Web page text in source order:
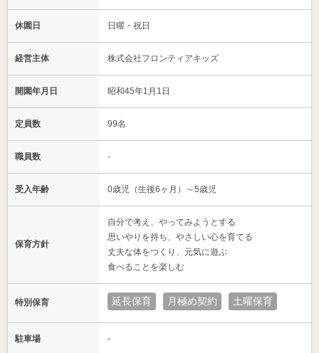
休園日 日曜・祝日
経営主体 株式会社フロンティアキッズ
開園年月日 昭和45年1月1日
定員数 99名
職員数 -
受入年齢 0歳児（生後6ヶ月）～5歳児
保育方針
自分で考え、やってみようとする
思いやりを持ち、やさしい心を育てる
丈夫な体をつくり、元気に遊ぶ
食べることを楽しむ
特別保育 延長保育 月極め契約 土曜保育
駐車場 -